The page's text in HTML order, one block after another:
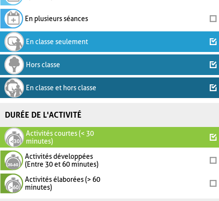
En plusieurs séances
En classe seulement
Hors classe
En classe et hors classe
DURÉE DE L'ACTIVITÉ
Activités courtes (< 30
minutes)
Activités développées
(Entre 30 et 60 minutes)
Activités élaborées (> 60
minutes)